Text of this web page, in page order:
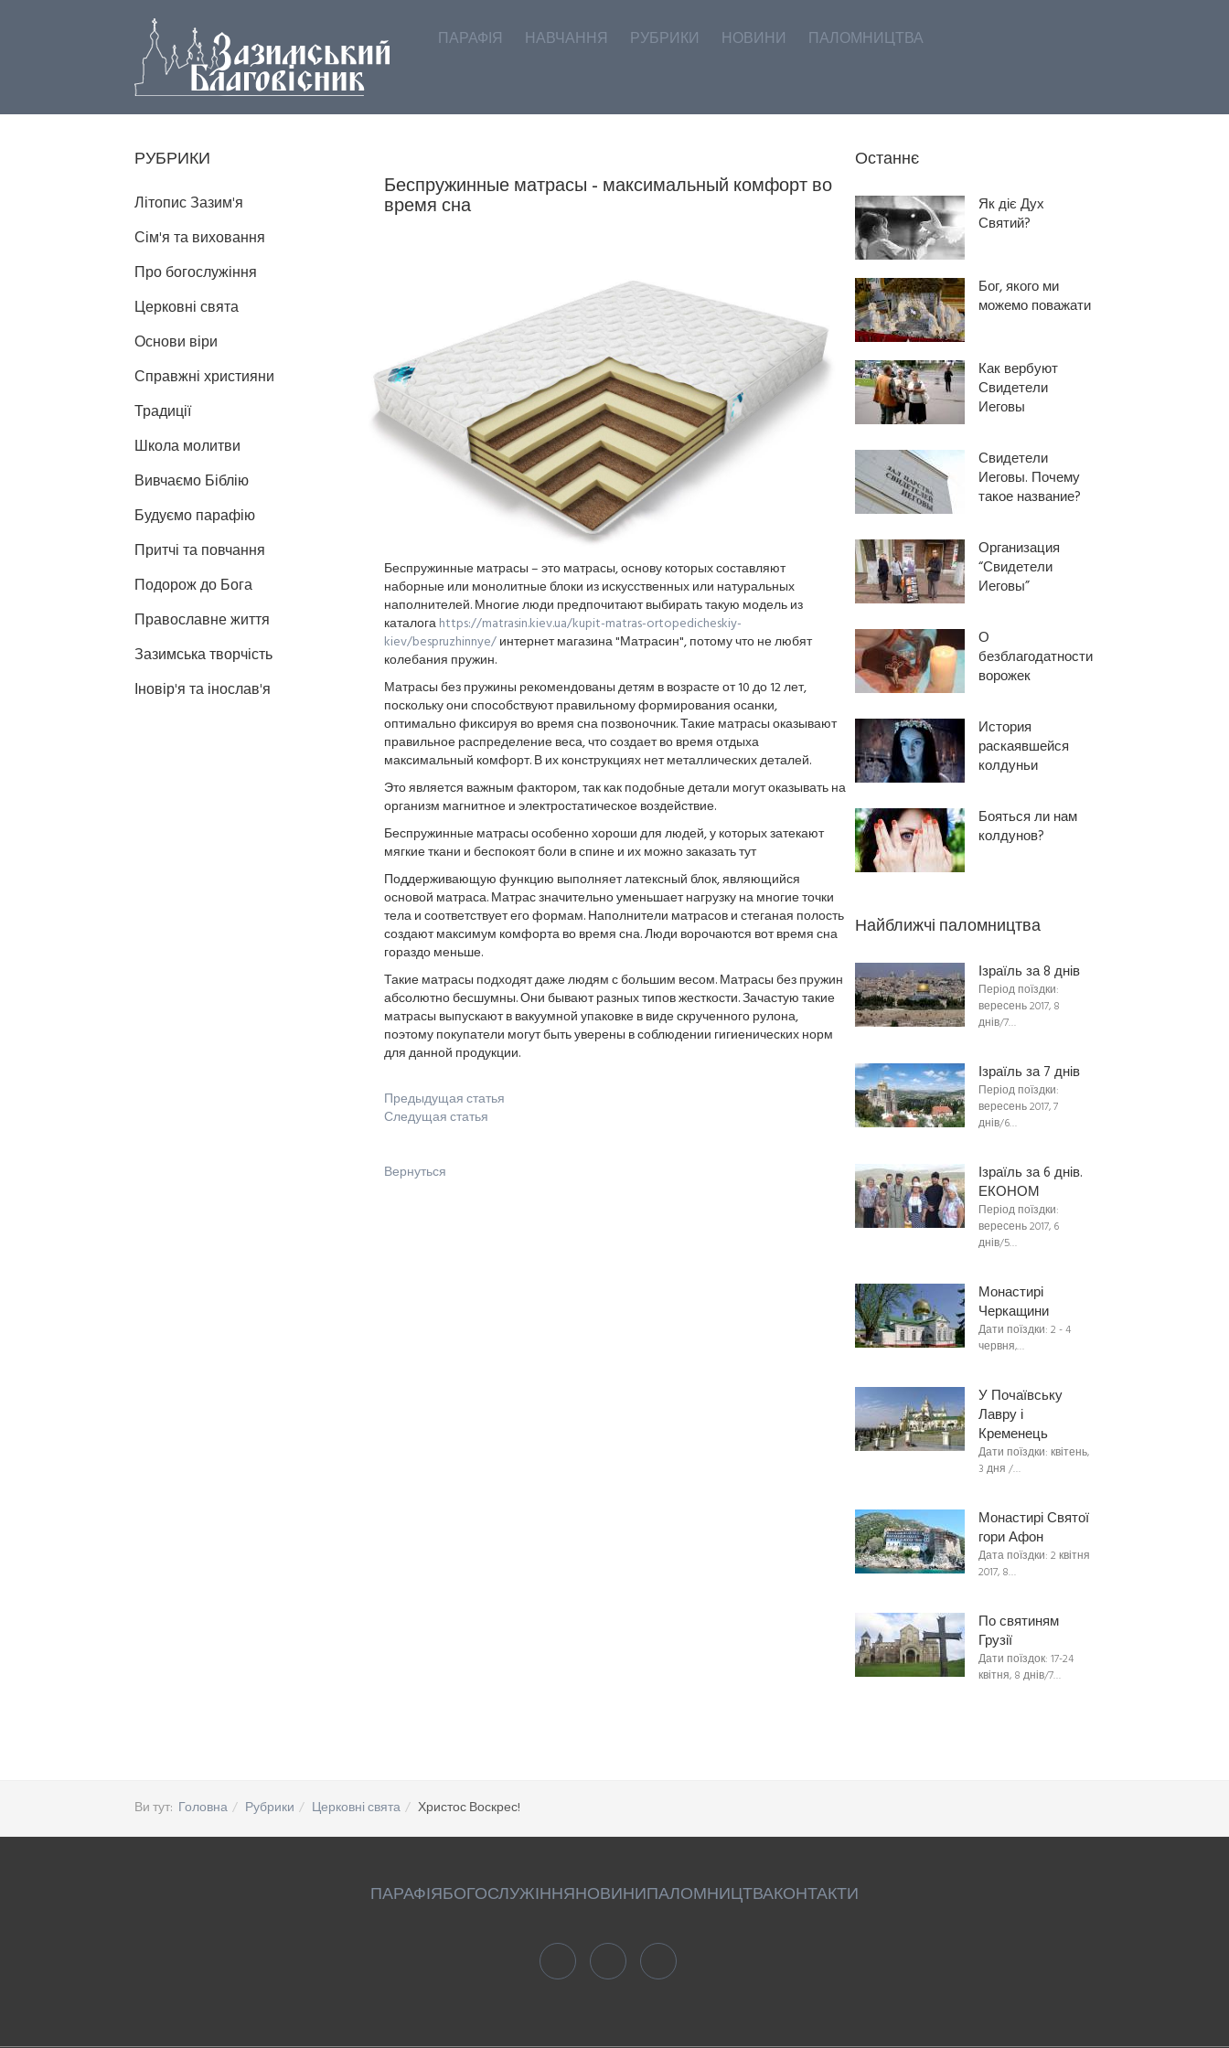
ПАРАФІЯ НАВЧАННЯ РУБРИКИ НОВИНИ ПАЛОМНИЦТВА
Беспружинные матрасы - максимальный комфорт во
время сна
Беспружинные матрасы – это матрасы, основу которых составляют
наборные или монолитные блоки из искусственных или натуральных
наполнителей. Многие люди предпочитают выбирать такую модель из
каталогаhttps://matrasin.kiev.ua/kupit-matras-ortopedicheskiy-
kiev/bespruzhinnye/интернет магазина "Матрасин", потому что не любят
колебания пружин.
Матрасы без пружины рекомендованы детям в возрасте от 10 до 12 лет,
поскольку они способствуют правильному формирования осанки,
оптимально фиксируя во время сна позвоночник. Такие матрасы оказывают
правильное распределение веса, что создает во время отдыха
максимальный комфорт. В их конструкциях нет металлических деталей.
Это является важным фактором, так как подобные детали могут оказывать на
организм магнитное и электростатическое воздействие.
Беспружинные матрасы особенно хороши для людей, у которых затекают
мягкие ткани и беспокоят боли в спине и их можно заказать тут
Поддерживающую функцию выполняет латексный блок, являющийся
основой матраса. Матрас значительно уменьшает нагрузку на многие точки
тела и соответствует его формам. Наполнители матрасов и стеганая полость
создают максимум комфорта во время сна. Люди ворочаются вот время сна
гораздо меньше.
Такие матрасы подходят даже людям с большим весом. Матрасы без пружин
абсолютно бесшумны. Они бывают разных типов жесткости. Зачастую такие
матрасы выпускают в вакуумной упаковке в виде скрученного рулона,
поэтому покупатели могут быть уверены в соблюдении гигиенических норм
для данной продукции.
Предыдущая статья
Следущая статья
Вернуться
РУБРИКИ
Літопис Зазим'я
Сім'я та виховання
Про богослужіння
Церковні свята
Основи віри
Справжні християни
Традиції
Школа молитви
Вивчаємо Біблію
Будуємо парафію
Притчі та повчання
Подорож до Бога
Православне життя
Зазимська творчість
Іновір'я та інослав'я
Останнє
Як діє Дух
Святий?
Бог, якого ми
можемо поважати
Как вербуют
Свидетели
Иеговы
Свидетели
Иеговы. Почему
такое название?
Организация
“Свидетели
Иеговы”
О
безблагодатности
ворожек
История
раскаявшейся
колдуньи
Бояться ли нам
колдунов?
Найближчі паломництва
Ізраїль за 8 днів
Період поїздки:
вересень 2017, 8
днів/7…
Ізраїль за 7 днів
Період поїздки:
вересень 2017, 7
днів/6…
Ізраїль за 6 днів.
ЕКОНОМ
Період поїздки:
вересень 2017, 6
днів/5…
Монастирі
Черкащини
Дати поїздки: 2 - 4
червня,…
У Почаївську
Лавру і
Кременець
Дати поїздки: квітень,
3 дня /…
Монастирі Святої
гори Афон
Дата поїздки: 2 квітня
2017, 8…
По святиням
Грузії
Дати поїздок: 17-24
квітня, 8 днів/7…
Ви тут: Головна Рубрики Церковні свята Христос Воскрес!
ПАРАФІЯБОГОСЛУЖІННЯНОВИНИПАЛОМНИЦТВАКОНТАКТИ